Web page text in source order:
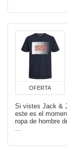
OFERTA
Si vistes Jack &
este es el
ropa de hombre